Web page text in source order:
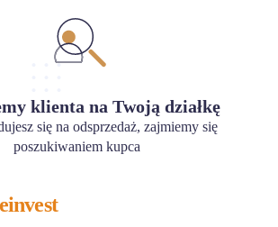
klienta na Twoją działkę
się na odsprzedaż, zajmiemy się
poszukiwaniem kupca